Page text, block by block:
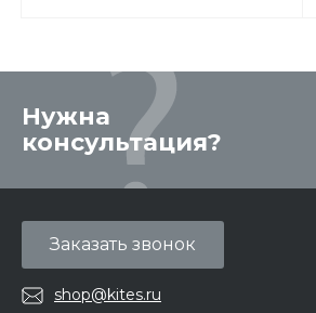
Нужна
консультация?
Заказать звонок
shop@kites.ru